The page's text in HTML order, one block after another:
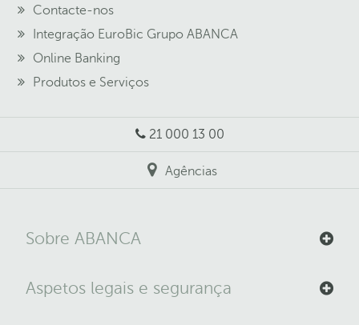
Contacte-nos
Integração EuroBic Grupo ABANCA
Online Banking
Produtos e Serviços
21 000 13 00
Agências
Sobre ABANCA
Aspetos legais e segurança